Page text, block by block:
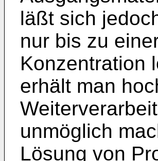
läßt sich
nur bis zu
Konzentration
erhält man
unmöglich
Lösung von